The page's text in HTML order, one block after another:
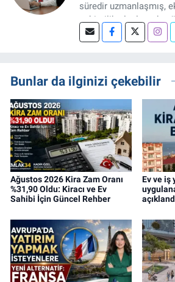
süredir uzmanlaşmış,
şehircilik alanlarında
sahip, dijital medya
projeleri üzerine haber,
dosyalar hazırlama
Bunlar da ilginizi çekebilir
Ağustos 2026 Kira Zam Oranı
%31,90 Oldu: Kiracı ve Ev
Sahibi İçin Güncel Rehber
Ev ve iş